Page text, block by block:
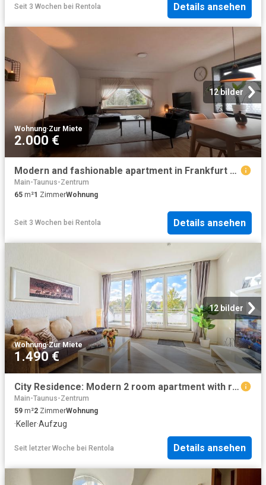
Seit 3 Wochen bei Rentola Details ansehen
12 bilder
Wohnung·Zur Miete
2.000 €
Modern and fashionable apartment in Frankfurt am Main, Frankfurt Amsterdam Apartments for Rent
Main-Taunus-Zentrum
65 m²1 ZimmerWohnung
Seit 3 Wochen bei Rentola Details ansehen
12 bilder
Wohnung·Zur Miete
1.490 €
City Residence: Modern 2 room apartment with roof terrace and parking space – euhabitat
Main-Taunus-Zentrum
59 m²2 ZimmerWohnung
·Keller·Aufzug
Seit letzter Woche bei Rentola Details ansehen